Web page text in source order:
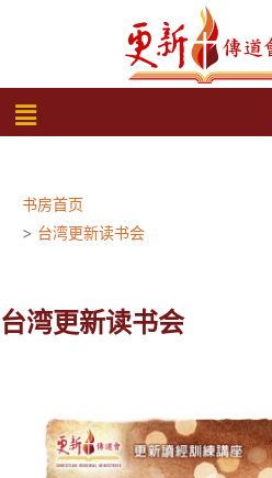
容
菜
单
书房首页
> 台湾更新读书会
台湾更新读书会